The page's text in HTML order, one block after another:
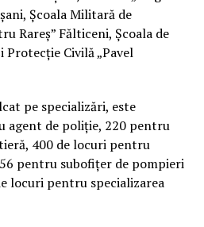
Școala Militară de
Rareș” Fălticeni, Școala de
Civilă „Pavel
pe specializări, este
agent de poliție, 220 pentru
400 de locuri pentru
pentru subofițer de pompieri
locuri pentru specializarea